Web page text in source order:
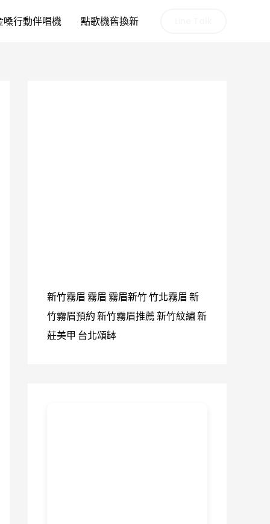
嗓行動伴唱機 點歌機舊換新
新竹霧眉 霧眉 霧眉新竹竹北霧眉 新
竹霧眉預約 新竹霧眉推薦 新竹紋繡新
莊美甲 台北頌缽